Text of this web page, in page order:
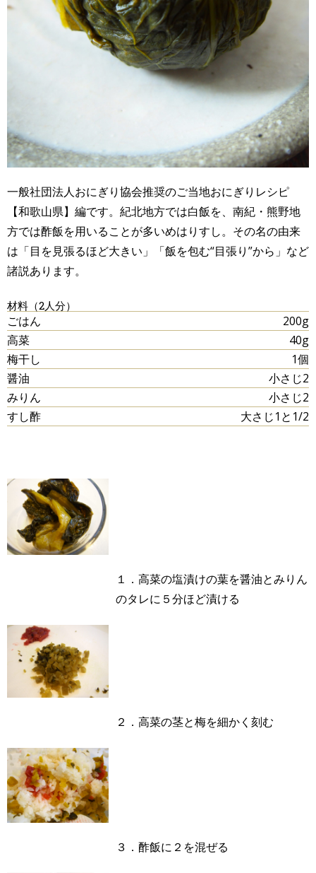
一般社団法人おにぎり協会推奨のご当地おにぎりレシピ
【和歌山県】編です。紀北地方では白飯を、南紀・熊野地
方では酢飯を用いることが多いめはりすし。その名の由来
は「目を見張るほど大きい」「飯を包む“目張り”から」など
諸説あります。
材料（2人分）
ごはん
200g
高菜
40g
梅干し
1個
醤油
小さじ2
みりん
小さじ2
すし酢
大さじ1と1/2
１．高菜の塩漬けの葉を醤油とみりん
のタレに５分ほど漬ける
２．高菜の茎と梅を細かく刻む
３．酢飯に２を混ぜる